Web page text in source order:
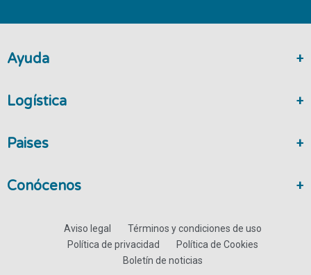
Ayuda
Logística
Paises
Conócenos
Aviso legal
Términos y condiciones de uso
Política de privacidad
Política de Cookies
Boletín de noticias